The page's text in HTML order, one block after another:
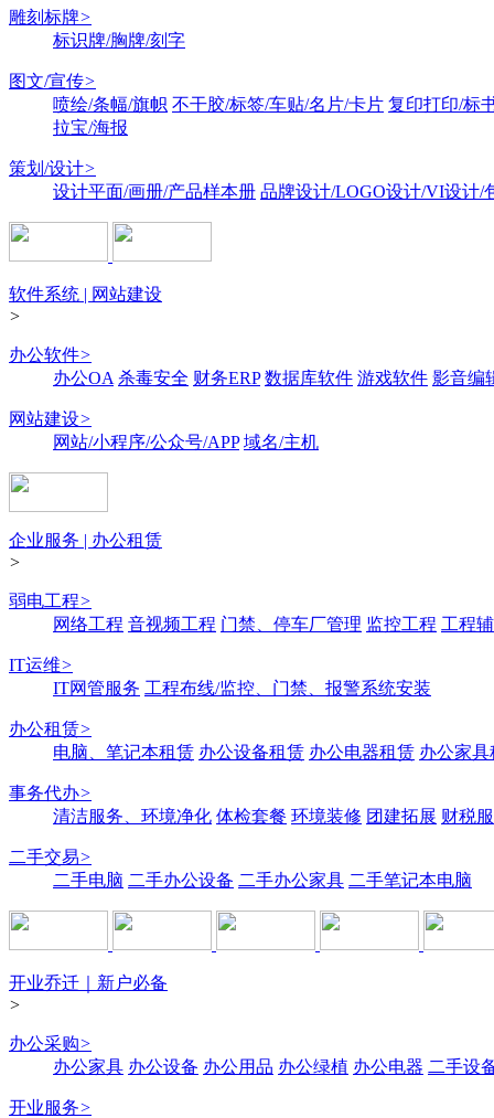
雕刻标牌>
标识牌/胸牌/刻字
图文/宣传>
喷绘/条幅/旗帜 不干胶/标签/车贴/名片/卡片 复印打印/标
拉宝/海报
策划/设计>
设计平面/画册/产品样本册 品牌设计/LOGO设计/VI设计/
软件系统 | 网站建设
>
办公软件>
办公OA 杀毒安全 财务ERP 数据库软件 游戏软件 影音编
网站建设>
网站/小程序/公众号/APP 域名/主机
企业服务 | 办公租赁
>
弱电工程>
网络工程 音视频工程 门禁、停车厂管理 监控工程 工程
IT运维>
IT网管服务 工程布线/监控、门禁、报警系统安装
办公租赁>
电脑、笔记本租赁 办公设备租赁 办公电器租赁 办公家具
事务代办>
清洁服务、环境净化 体检套餐 环境装修 团建拓展 财税
二手交易>
二手电脑 二手办公设备 二手办公家具 二手笔记本电脑
开业乔迁｜新户必备
>
办公采购>
办公家具 办公设备 办公用品 办公绿植 办公电器 二手设
开业服务>